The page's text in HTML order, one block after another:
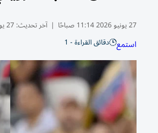
27 يونيو 2026 11:14 صباحًا | آخر تحديث:27 يونيو 12:51 2026
استمع دقائق القراءة - 1